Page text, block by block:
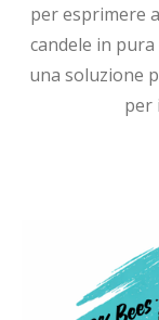
per esprimere
candele in
una soluzione
per